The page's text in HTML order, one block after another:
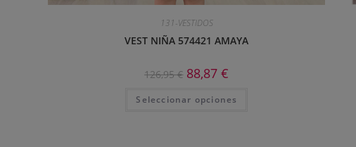
131-VESTIDOS
VEST NIÑA 574421 AMAYA
126,95€ 88,87€
Seleccionar opciones